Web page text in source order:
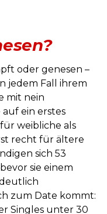
oder genesen –
jedem Fall ihrem
mit nein
ein erstes
weibliche als
recht für ältere
sich 53
sie einem
zum Date kommt:
Singles unter 30